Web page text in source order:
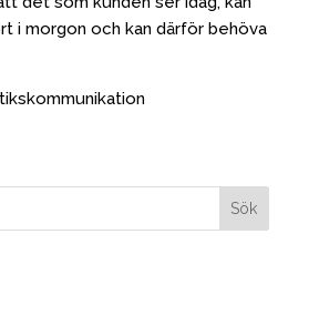
i morgon och kan därför behöva